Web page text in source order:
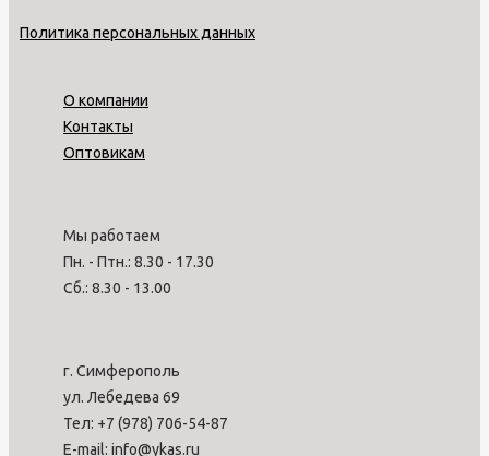
Политика персональных данных
О компании
Контакты
Оптовикам
Мы работаем
Пн. - Птн.: 8.30 - 17.30
Сб.: 8.30 - 13.00
г. Симферополь
ул. Лебедева 69
Тел: +7 (978) 706-54-87
E-mail: info@ykas.ru